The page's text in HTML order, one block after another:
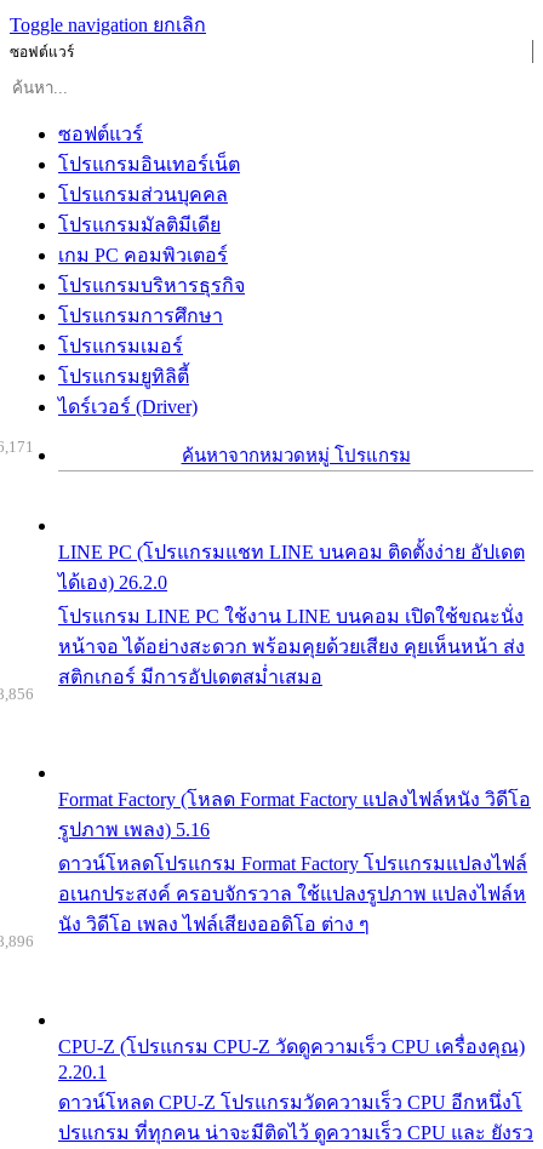
Toggle navigation ยกเลิก
ซอฟต์แวร์
ซอฟต์แวร์
โปรแกรมอินเทอร์เน็ต
โปรแกรมส่วนบุคคล
โปรแกรมมัลติมีเดีย
เกม PC คอมพิวเตอร์
โปรแกรมบริหารธุรกิจ
โปรแกรมการศึกษา
โปรแกรมเมอร์
โปรแกรมยูทิลิตี้
ไดร์เวอร์ (Driver)
ค้นหาจากหมวดหมู่ โปรแกรม
LINE PC (โปรแกรมแชท LINE บนคอม ติดตั้งง่าย อัปเดต
ได้เอง) 26.2.0
โปรแกรม LINE PC ใช้งาน LINE บนคอม เปิดใช้ขณะนั่ง
หน้าจอ ได้อย่างสะดวก พร้อมคุยด้วยเสียง คุยเห็นหน้า ส่ง
สติกเกอร์ มีการอัปเดตสม่ำเสมอ
Format Factory (โหลด Format Factory แปลงไฟล์หนัง วิดีโอ
รูปภาพ เพลง) 5.16
ดาวน์โหลดโปรแกรม Format Factory โปรแกรมแปลงไฟล์
อเนกประสงค์ ครอบจักรวาล ใช้แปลงรูปภาพ แปลงไฟล์ห
นัง วิดีโอ เพลง ไฟล์เสียงออดิโอ ต่าง ๆ
CPU-Z (โปรแกรม CPU-Z วัดดูความเร็ว CPU เครื่องคุณ)
2.20.1
ดาวน์โหลด CPU-Z โปรแกรมวัดความเร็ว CPU อีกหนึ่งโ
ปรแกรม ที่ทุกคน น่าจะมีติดไว้ ดูความเร็ว CPU และ ยังรว